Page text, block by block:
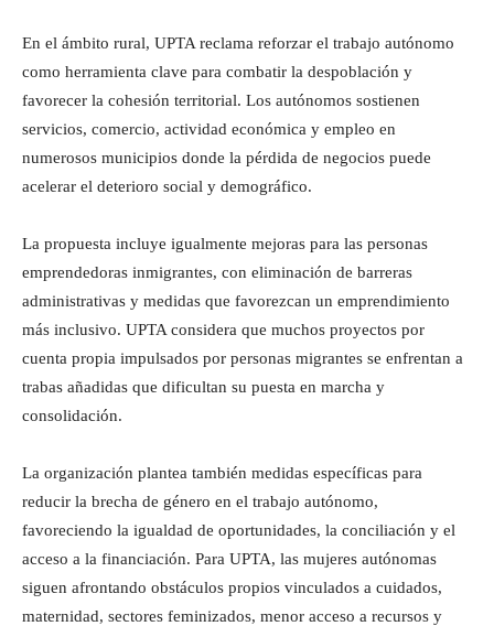
En el ámbito rural, UPTA reclama reforzar el trabajo autónomo
como herramienta clave para combatir la despoblación y
favorecer la cohesión territorial. Los autónomos sostienen
servicios, comercio, actividad económica y empleo en
numerosos municipios donde la pérdida de negocios puede
acelerar el deterioro social y demográfico.
La propuesta incluye igualmente mejoras para las personas
emprendedoras inmigrantes, con eliminación de barreras
administrativas y medidas que favorezcan un emprendimiento
más inclusivo. UPTA considera que muchos proyectos por
cuenta propia impulsados por personas migrantes se enfrentan a
trabas añadidas que dificultan su puesta en marcha y
consolidación.
La organización plantea también medidas específicas para
reducir la brecha de género en el trabajo autónomo,
favoreciendo la igualdad de oportunidades, la conciliación y el
acceso a la financiación. Para UPTA, las mujeres autónomas
siguen afrontando obstáculos propios vinculados a cuidados,
maternidad, sectores feminizados, menor acceso a recursos y